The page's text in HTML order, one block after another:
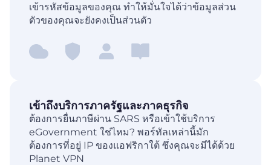
เข้ารหัสข้อมูลของคุณ ทำให้มั่นใจได้ว่าข้อมูลส่วน
ตัวของคุณจะยังคงเป็นส่วนตัว
เข้าถึงบริการภาครัฐและภาคธุรกิจ
ต้องการยื่นภาษีผ่าน SARS หรือเข้าใช้บริการ
eGovernment ใช่ไหม? พอร์ทัลเหล่านี้มัก
ต้องการที่อยู่ IP ของแอฟริกาใต้ ซึ่งคุณจะมีได้ด้วย
Planet VPN